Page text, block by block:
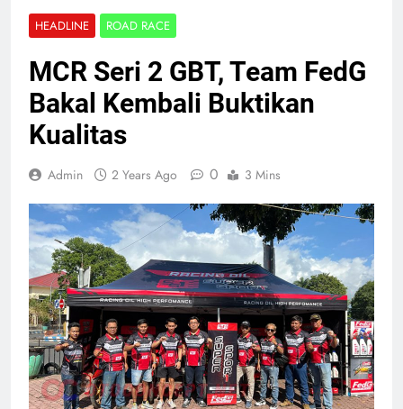
HEADLINE ROAD RACE
MCR Seri 2 GBT, Team FedG
Bakal Kembali Buktikan
Kualitas
Admin 2 Years Ago 0 3 Mins